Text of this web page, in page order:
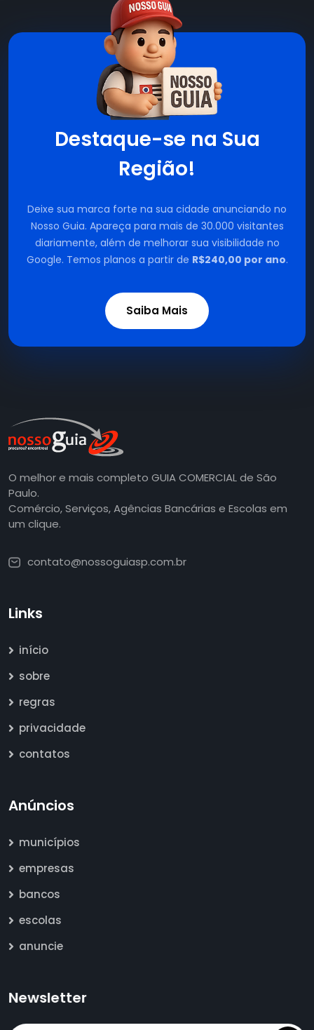
Destaque-se na Sua
Região!
Deixe sua marca forte na sua cidade anunciando no
Nosso Guia. Apareça para mais de 30.000 visitantes
diariamente, além de melhorar sua visibilidade no
Google. Temos planos a partir de R$240,00 por ano.
Saiba Mais
O melhor e mais completo GUIA COMERCIAL de São
Paulo.
Comércio, Serviços, Agências Bancárias e Escolas em
um clique.
contato@nossoguiasp.com.br
Links
início
sobre
regras
privacidade
contatos
Anúncios
municípios
empresas
bancos
escolas
anuncie
Newsletter